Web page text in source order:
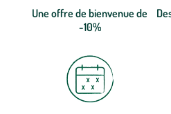
Une offre de bienvenue de
-10%